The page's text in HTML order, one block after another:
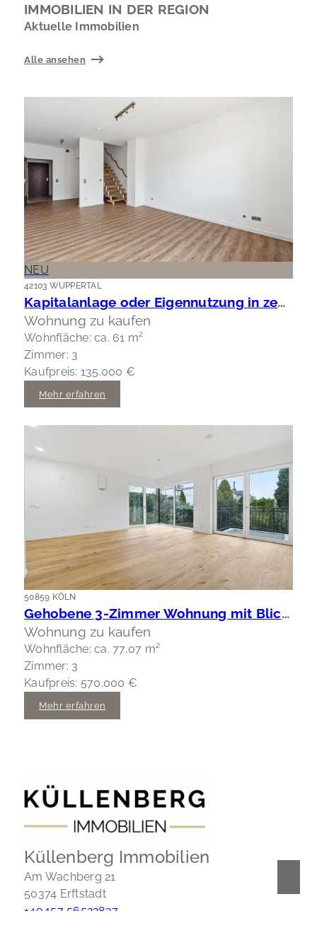
IMMOBILIEN IN DER REGION
Aktuelle Immobilien
Alle ansehen
NEU
42103 WUPPERTAL
Kapitalanlage oder Eigennutzung in zentraler Lage Wuppertal-Elberfeld
Wohnung zu kaufen
Wohnfläche: ca. 61 m²
Zimmer: 3
Kaufpreis: 135.000 €
Mehr erfahren
50859 KÖLN
Gehobene 3-Zimmer Wohnung mit Blick ins Grüne
Wohnung zu kaufen
Wohnfläche: ca. 77,07 m²
Zimmer: 3
Kaufpreis: 570.000 €
Mehr erfahren
Küllenberg Immobilien
Am Wachberg 21
50374 Erftstadt
+49 157 56522837